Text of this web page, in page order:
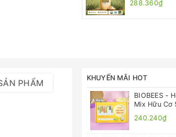
288.360₫
PHẨM
KHUYẾN MÃI HOT
BIOBEES -
Mix Hữu Cơ
240.240₫